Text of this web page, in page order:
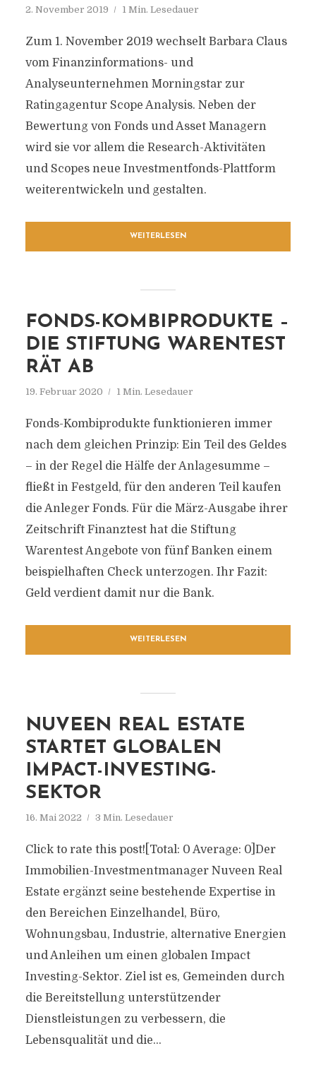
2. November 2019 1 Min. Lesedauer
Zum 1. November 2019 wechselt Barbara Claus
vom Finanzinformations- und
Analyseunternehmen Morningstar zur
Ratingagentur Scope Analysis. Neben der
Bewertung von Fonds und Asset Managern
wird sie vor allem die Research-Aktivitäten
und Scopes neue Investmentfonds-Plattform
weiterentwickeln und gestalten.
WEITERLESEN
FONDS-KOMBIPRODUKTE –
DIE STIFTUNG WARENTEST
RÄT AB
19. Februar 2020 1 Min. Lesedauer
Fonds-Kombiprodukte funktionieren immer
nach dem gleichen Prinzip: Ein Teil des Geldes
– in der Regel die Hälfe der Anlagesumme –
fließt in Festgeld, für den anderen Teil kaufen
die Anleger Fonds. Für die März-Ausgabe ihrer
Zeitschrift Finanztest hat die Stiftung
Warentest Angebote von fünf Banken einem
beispielhaften Check unterzogen. Ihr Fazit:
Geld verdient damit nur die Bank.
WEITERLESEN
NUVEEN REAL ESTATE
STARTET GLOBALEN
IMPACT-INVESTING-
SEKTOR
16. Mai 2022 3 Min. Lesedauer
Click to rate this post![Total: 0 Average: 0]Der
Immobilien-Investmentmanager Nuveen Real
Estate ergänzt seine bestehende Expertise in
den Bereichen Einzelhandel, Büro,
Wohnungsbau, Industrie, alternative Energien
und Anleihen um einen globalen Impact
Investing-Sektor. Ziel ist es, Gemeinden durch
die Bereitstellung unterstützender
Dienstleistungen zu verbessern, die
Lebensqualität und die...